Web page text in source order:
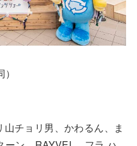
チョリ男、かわるん、ま